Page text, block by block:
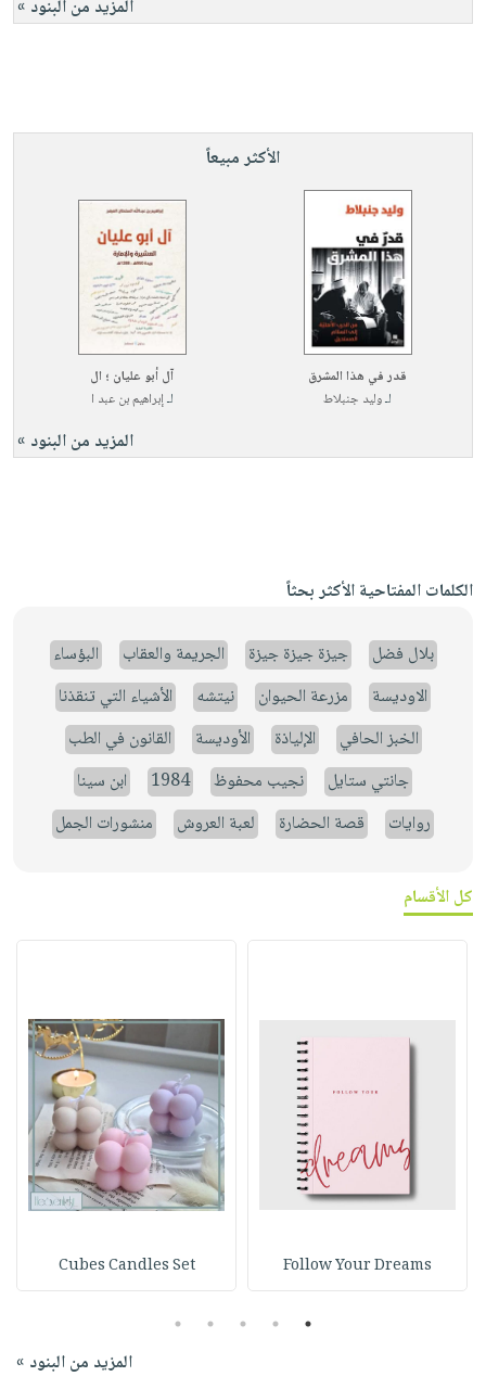
المزيد من البنود »
الأكثر مبيعاً
قدر في هذا المشرق
لـوليد جنبلاط
آل أبو عليان ؛ ال
لـإبراهيم بن عبد ا
المزيد من البنود »
الكلمات المفتاحية الأكثر بحثاً
بلال فضل جيزة جيزة جيزة الجريمة والعقاب
البؤساء
الاوديسة
مزرعة الحيوان نيتشه
الأشياء التي تنقذنا
الخبز الحافي
الإلياذة الأوديسة
القانون في الطب
جانتي ستايل
نجيب محفوظ 1984
ابن سينا
روايات
قصة الحضارة لعبة العروش منشورات الجمل
كل الأقسام
Follow Your Dreams
Cubes Candles Set
1
2
3
4
5
المزيد من البنود »